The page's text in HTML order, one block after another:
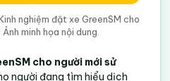
nghiệm đặt xe GreenSM cho
minh họa nội dung.
cho người mới sử
người đang tìm hiểu dịch